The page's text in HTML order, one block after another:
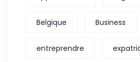
Belgique Business
entreprendre